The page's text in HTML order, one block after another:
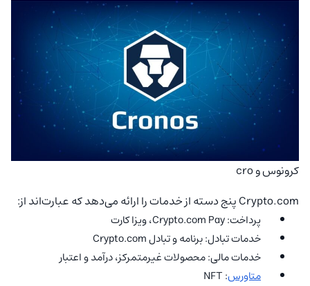
کرونوس و cro
Crypto.com پنج دسته از خدمات را ارائه می‌دهد که عبارت‌اند از:
پرداخت: Crypto.com Pay، ویزا کارت
خدمات تبادل: برنامه و تبادل Crypto.com
خدمات مالی: محصولات غیرمتمرکز، درآمد و اعتبار
متاورس: NFT